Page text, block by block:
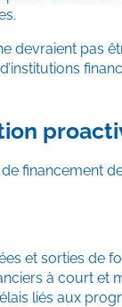
devraient
financement
et sorties de
à court et
liés aux